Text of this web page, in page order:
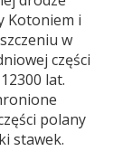
Kotoniem i
w
części
lat.
polany
stawek.